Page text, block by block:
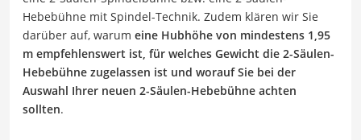
Hebebühne mit Spindel-Technik. Zudem klären wir Sie
darüber auf, warum eine Hubhöhe von mindestens 1,95
m empfehlenswert ist, für welches Gewicht die 2-Säulen-
Hebebühne zugelassen ist und worauf Sie bei der
Auswahl Ihrer neuen 2-Säulen-Hebebühne achten
sollten.